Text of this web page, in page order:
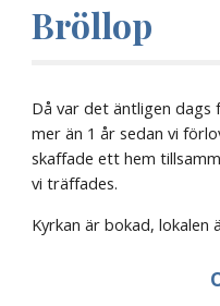
Bröllop
Då var det äntligen
mer än 1 år sedan vi
skaffade ett hem
vi träffades.
Kyrkan är bokad, lokalen